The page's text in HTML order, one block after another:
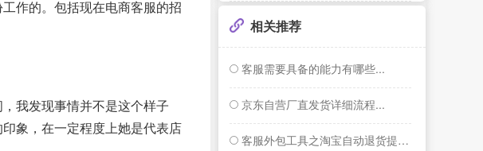
作的。包括现在电商客服的招
我发现事情并不是这个样子
象，在一定程度上她是代表店
相关推荐
客服需要具备的能力有哪些...
京东自营厂直发货详细流程...
客服外包工具之淘宝自动退货提醒功能...